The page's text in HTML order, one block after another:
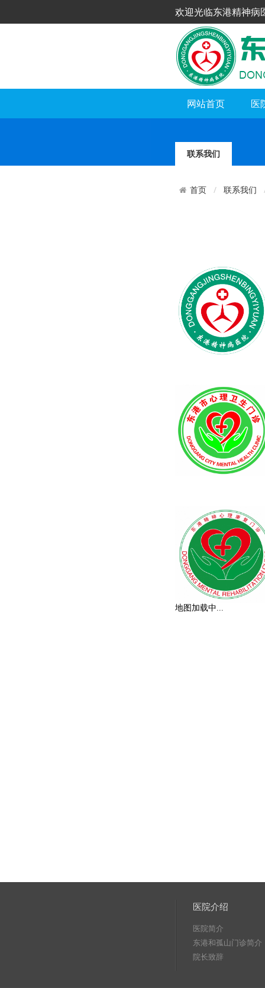
欢迎光临东港精神病
网站首页 医
联系我们
首页 联系我们
医院介绍
医院简介
东港和孤山门诊简介
院长致辞